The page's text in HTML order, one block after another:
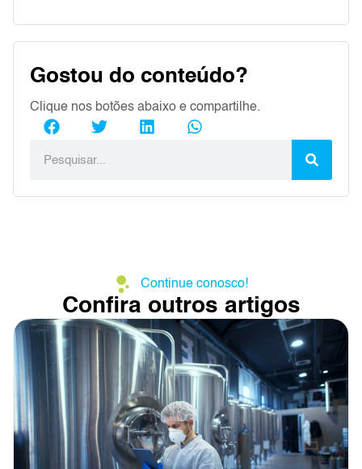
Gostou do conteúdo?
Clique nos botões abaixo e compartilhe.
Continue conosco!
Confira outros artigos